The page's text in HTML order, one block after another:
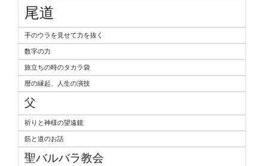
尾道
手のウラを見せて力を抜く
数字の力
旅立ちの時のタカラ袋
暦の縁起、人生の演技
父
祈りと神様の望遠鏡
筋と道のお話
聖バルバラ教会